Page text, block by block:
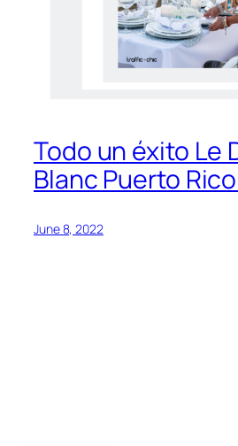
Todo un éxito Le
Blanc Puerto Rico
June 8, 2022